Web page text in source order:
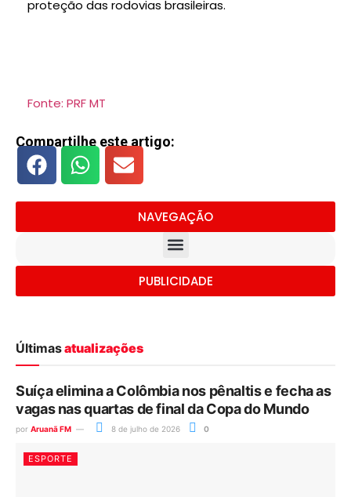
proteção das rodovias brasileiras.
Fonte: PRF MT
Compartilhe este artigo:
NAVEGAÇÃO
PUBLICIDADE
Últimasatualizações
Suíça elimina a Colômbia nos pênaltis e fecha as
vagas nas quartas de final da Copa do Mundo
por Aruanã FM 8 de julho de 2026 0
ESPORTE